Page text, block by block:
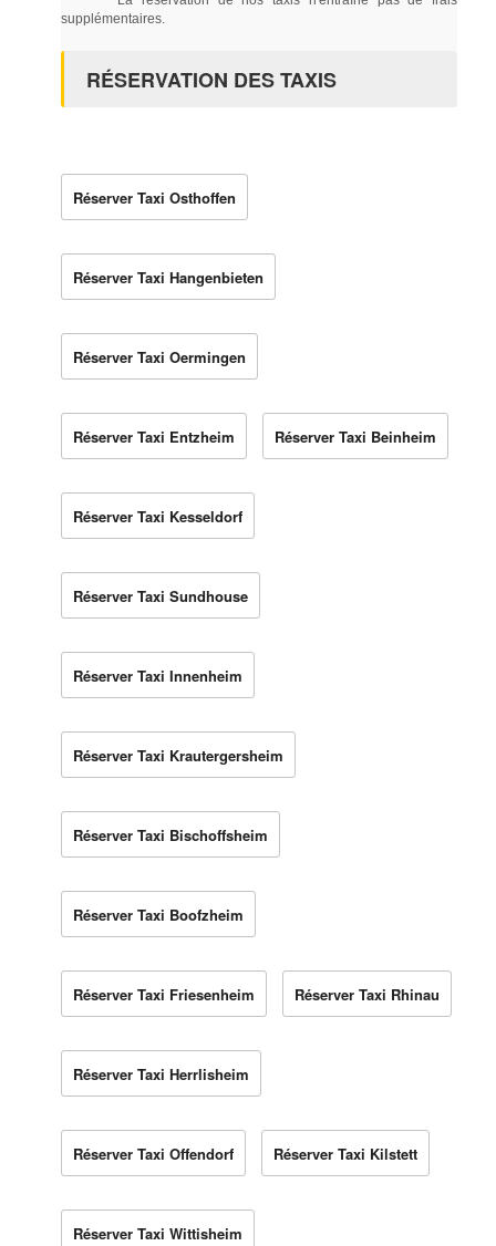
supplémentaires.
RÉSERVATION DES TAXIS
Réserver Taxi Osthoffen
Réserver Taxi Hangenbieten
Réserver Taxi Oermingen
Réserver Taxi Entzheim Réserver Taxi Beinheim
Réserver Taxi Kesseldorf
Réserver Taxi Sundhouse
Réserver Taxi Innenheim
Réserver Taxi Krautergersheim
Réserver Taxi Bischoffsheim
Réserver Taxi Boofzheim
Réserver Taxi Friesenheim Réserver Taxi Rhinau
Réserver Taxi Herrlisheim
Réserver Taxi Offendorf Réserver Taxi Kilstett
Réserver Taxi Wittisheim